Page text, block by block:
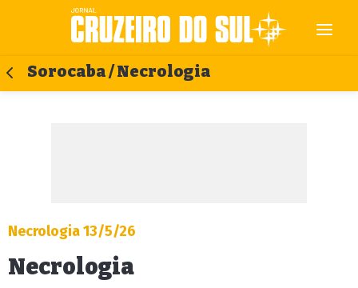
Sorocaba / Necrologia
Necrologia 13/5/26
Necrologia